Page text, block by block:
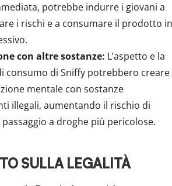
potrebbe indurre i giovani a
i rischi e a consumare il prodotto in
con altre sostanze: L’aspetto e la
consumo di Sniffy potrebbero creare
mentale con sostanze
illegali, aumentando il rischio di
a droghe più pericolose.
SULLA LEGALITÀ